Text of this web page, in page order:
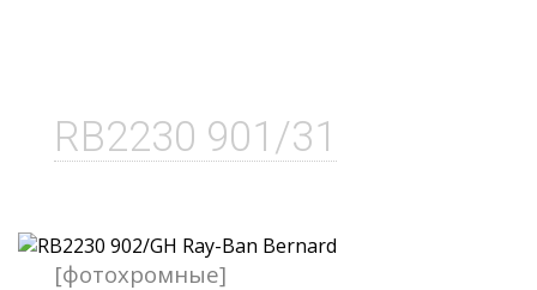
RB2230 901/31
[фотохромные]